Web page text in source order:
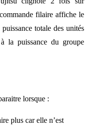
filaire affiche le
totale des unités
la puissance du groupe
lorsque :
plus car elle n’est